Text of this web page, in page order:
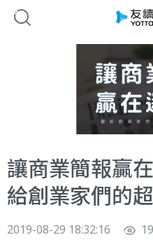
讓商業簡報贏
給創業家們的
2019-08-29 18:32:16